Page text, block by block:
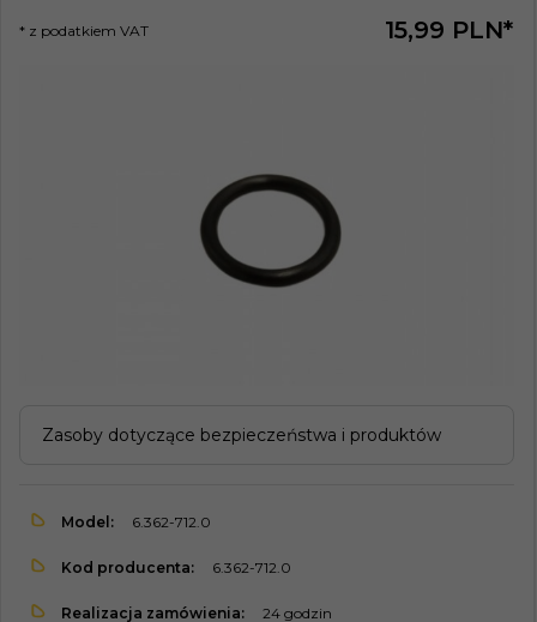
15,99 PLN*
* z podatkiem VAT
Zasoby dotyczące bezpieczeństwa i produktów
Model: 6.362-712.0
Kod producenta: 6.362-712.0
Realizacja zamówienia: 24 godzin